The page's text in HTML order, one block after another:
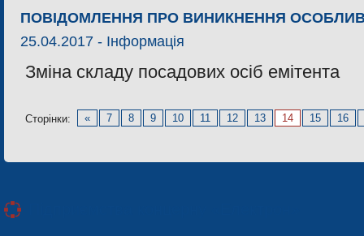
ПОВІДОМЛЕННЯ ПРО ВИНИКНЕННЯ
25.04.2017 - Інформація
Зміна складу посадових осіб емітента
Сторінки: « 7 8 9 10 11 12 13 14 15 16